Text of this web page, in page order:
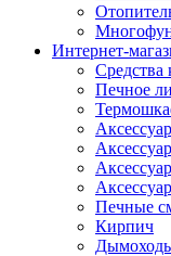
Интернет-
Средства
Печное
Печные
Кирпич